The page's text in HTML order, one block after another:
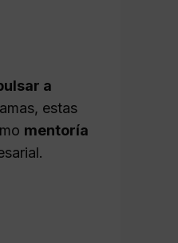
a
estas
mentoría